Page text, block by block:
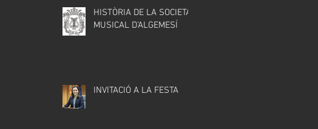
HISTÒRIA DE LA SOCIETAT
MUSICAL D’ALGEMESÍ
INVITACIÓ A LA FESTA